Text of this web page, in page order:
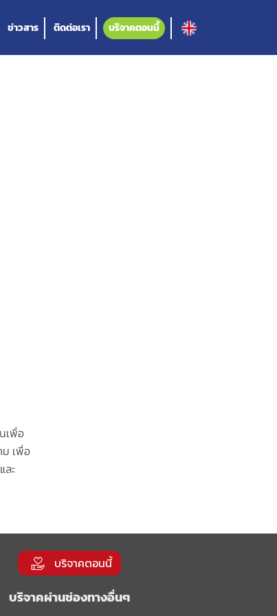
ข่าวสาร ติดต่อเรา บริจาคตอนนี้
เพื่อ
ม เพื่อ
ละ
บริจาคตอนนี้
บริจาคผ่านช่องทางอื่นๆ